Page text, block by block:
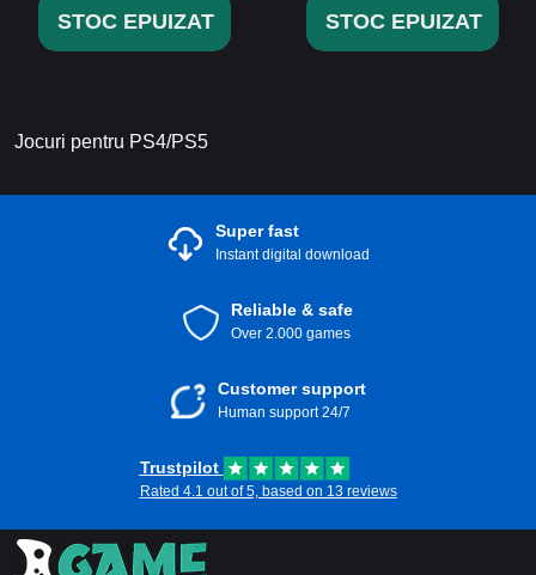
STOC EPUIZAT STOC EPUIZAT
Jocuri pentru PS4/PS5
Super fast
Instant digital download
Reliable & safe
Over 2.000 games
Customer support
Human support 24/7
Trustpilot
Rated 4.1 out of 5, based on 13 reviews